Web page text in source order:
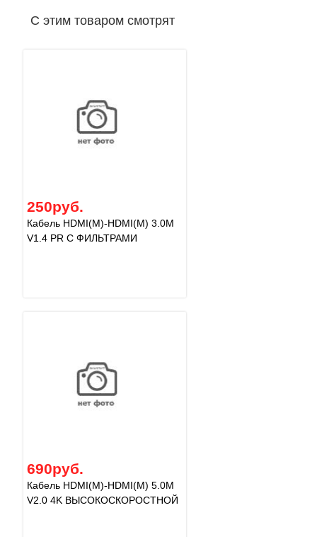
С этим товаром смотрят
250руб.
Кабель HDMI(M)-HDMI(M) 3.0M
V1.4 PR С ФИЛЬТРАМИ
690руб.
Кабель HDMI(M)-HDMI(M) 5.0M
V2.0 4K ВЫСОКОСКОРОСТНОЙ